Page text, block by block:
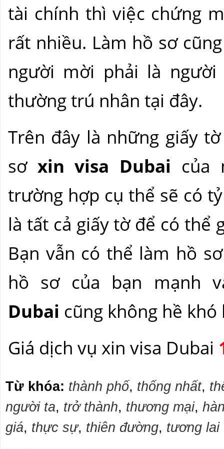
tài chính thì việc chứng
rất nhiều. Làm hồ sơ
người mời phải là người
thường trú nhân tại đây.
Trên đây là những giấy
sơ xin visa Dubai của
trường hợp cụ thể sẽ có
là tất cả giấy tờ để có thể
Bạn vẫn có thể làm hồ
hồ sơ của bạn
Dubai cũng không hề khó
Giá dịch vụ xin visa Dubai
Từ khóa: thành phố, thống nhất,
người ta, trở thành, thương mại,
giá, thực sự, thiên đường, tương lai